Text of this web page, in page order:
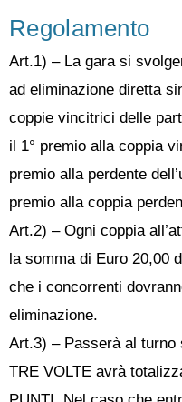
Regolamento
Art.1) – La gara si
ad eliminazione diretta
coppie vincitrici delle
il 1° premio alla coppia
premio alla perdente
premio alla coppia
Art.2) – Ogni coppia
la somma di Euro 20,00
che i concorrenti
eliminazione.
Art.3) – Passerà al
TRE VOLTE avrà